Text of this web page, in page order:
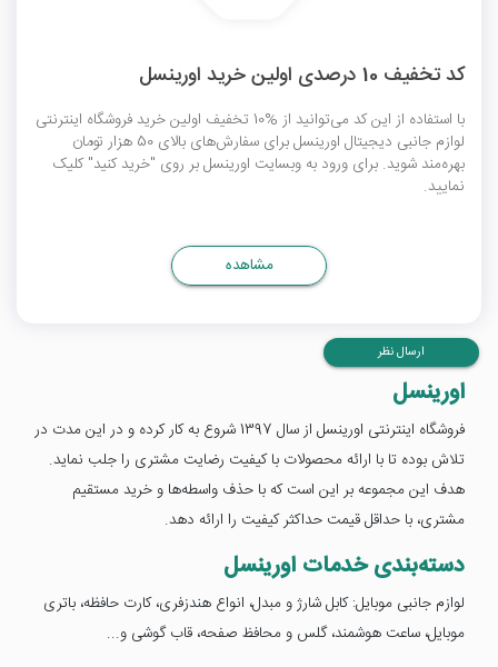
کد تخفیف 10 درصدی اولین خرید اورینسل
با استفاده از این کد می‌توانید از %10 تخفیف اولین خرید فروشگاه اینترنتی
لوازم جانبی دیجیتال اورینسل برای سفارش‌های بالای 50 هزار تومان
بهره‌مند شوید. برای ورود به وبسایت اورینسل بر روی "خرید کنید" کلیک
نمایید.
مشاهده
ارسال نظر
اورینسل
فروشگاه اینترنتی اورینسل از سال 1397 شروع به کار کرده و در این مدت در
تلاش بوده تا با ارائه محصولات با کیفیت رضایت مشتری را جلب نماید.
هدف این مجموعه بر این است که با حذف واسطه‌ها و خرید مستقیم
مشتری، با حداقل قیمت حداکثر کیفیت را ارائه دهد.
دسته‌بندی خدمات اورینسل
لوازم جانبی موبایل: کابل شارژ و مبدل، انواع هندزفری، کارت حافظه، باتری
موبایل، ساعت هوشمند، گلس و محافظ صفحه، قاب گوشی و...